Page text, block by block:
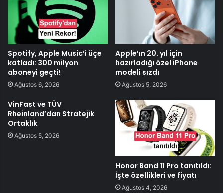
Spotify, Apple Music’i üçe
katladı: 300 milyon
aboneyi geçti!
Ağustos 6, 2026
Apple’ın 20. yıl için
hazırladığı özel iPhone
modeli sızdı
Ağustos 5, 2026
VinFast ve TÜV
Rheinland’dan Stratejik
Ortaklık
Ağustos 5, 2026
Honor Band 11 Pro tanıtıldı:
İşte özellikleri ve fiyatı
Ağustos 4, 2026